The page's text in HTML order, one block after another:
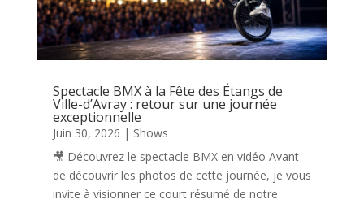
Spectacle BMX à la Fête des Étangs de
Ville-d’Avray : retour sur une journée
exceptionnelle
Juin 30, 2026 | Shows
🎥 Découvrez le spectacle BMX en vidéo Avant
de découvrir les photos de cette journée, je vous
invite à visionner ce court résumé de notre